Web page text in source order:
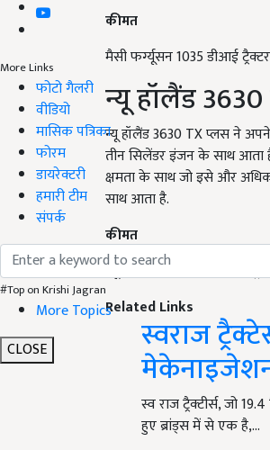
More Links
फोटो गैलरी
वीडियो
मासिक पत्रिका
फोरम
डायरेक्टरी
हमारी टीम
संपर्क
#Top on Krishi Jagran
More Topics
CLOSE
कीमत
मैसी फर्ग्यूसन 1035 डीआई
न्यू हॉलैंड
न्यू हॉलैंड 3630 TX प्लस ने
तीन सिलेंडर इंजन के साथ आता
क्षमता के साथ जो इसे और
साथ आता है.
कीमत
न्यू हॉलैंड 3630 टीएक्स प्लस
Related Links
स्वराज
स्व राज ट्रैक्टीर्स, जो
हुए ब्रांड्स में से एक है,…